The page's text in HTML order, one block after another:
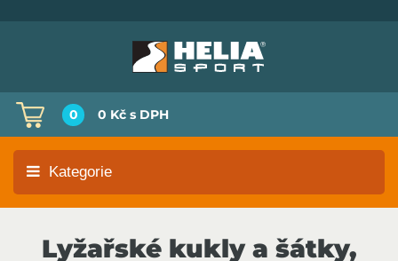
0 0 Kč s DPH
Kategorie
Lyžařské kukly a šátky,